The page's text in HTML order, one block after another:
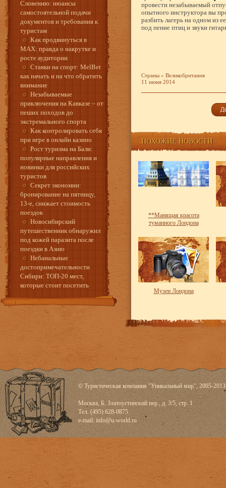
Словению: нюансы
самостоятельной подачи
документов и требования к
туристам
Как продвинуться в
MAX: правда о накрутке и
росте аудитории
Ставки на спорт: MelBet
как начать и на что обратить
внимание
Незабываемые
приключения на Кавказе – от
пеших походов до
экстремального спорта
Как контролировать себя
при игре в онлайн казино
Рост туризма на Бали:
популярные направления и
новинки для российских
туристов
Секрет экономии:
бронирование на пятницу,
13-е, снижает стоимость
поездок
Новосибирский
путешественник обнаружил
под кожей паразита после
поездки в Азию
Небанальные
достопримечательности
Сибири: ТОП-20 мест,
которые стоит посетить
провести незабываемый
опытного инструктора вы
разбить лагерь на одном из
под пение птиц и звуки
Страны » Великобритания
11 июня 2014
ПОХОЖИЕ НОВОСТИ
**Манящая красота
туманного Лондона
Музеи Лондона
© Туристическая компания "Уникальный мир", 2005-2013
Москва, Б. Златоустинский пер., д. 3/5, стр. 1
Тел. (495) 628-0875
e-mail: info@u-world.ru